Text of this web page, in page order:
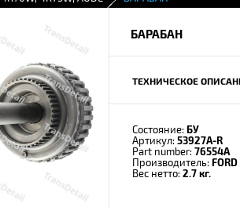
БАРАБАН
ТЕХНИЧЕСКОЕ
Состояние: БУ
Артикул: 53927A-R
Part number: 76554A
Производитель: FORD
Вес нетто: 2.7 кг.